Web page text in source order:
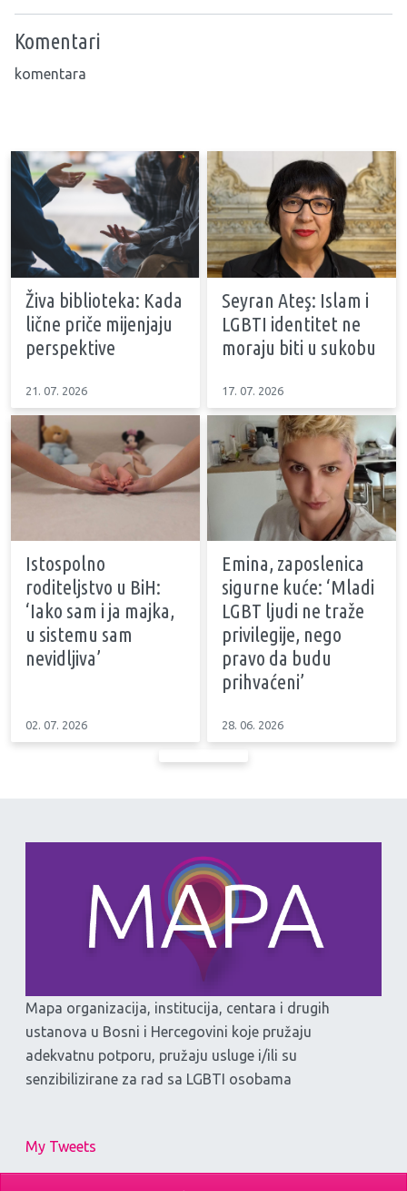
Komentari
komentara
Živa biblioteka: Kada
lične priče mijenjaju
perspektive
21. 07. 2026
Seyran Ateş: Islam i
LGBTI identitet ne
moraju biti u sukobu
17. 07. 2026
Istospolno
roditeljstvo u BiH:
‘Iako sam i ja majka,
u sistemu sam
nevidljiva’
02. 07. 2026
Emina, zaposlenica
sigurne kuće: ‘Mladi
LGBT ljudi ne traže
privilegije, nego
pravo da budu
prihvaćeni’
28. 06. 2026
Mapa organizacija, institucija, centara i drugih
ustanova u Bosni i Hercegovini koje pružaju
adekvatnu potporu, pružaju usluge i/ili su
senzibilizirane za rad sa LGBTI osobama
My Tweets